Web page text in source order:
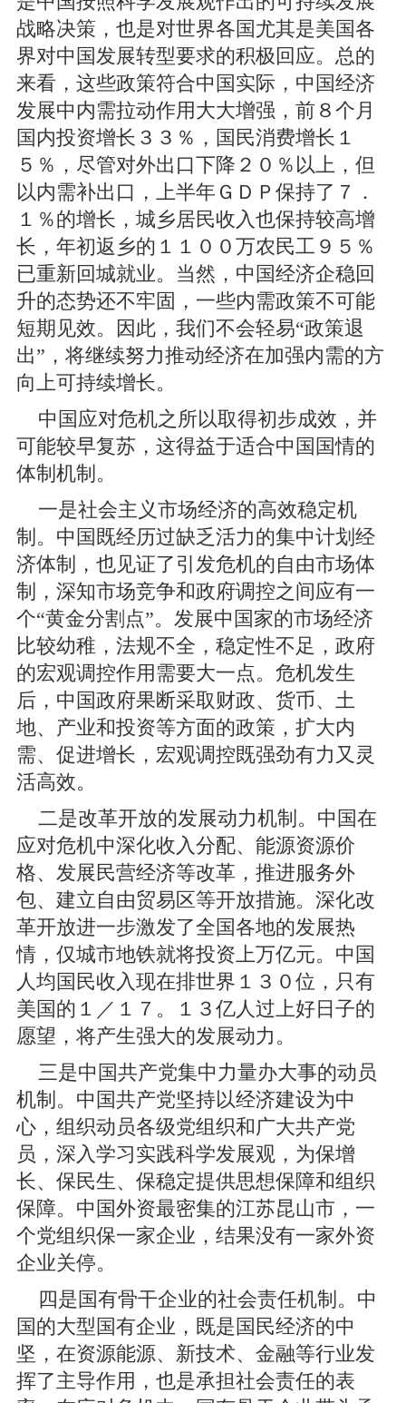
战略决策，也是对世界各国尤其是美国各
界对中国发展转型要求的积极回应。总的
来看，这些政策符合中国实际，中国经济
发展中内需拉动作用大大增强，前８个月
国内投资增长３３％，国民消费增长１
５％，尽管对外出口下降２０％以上，但
以内需补出口，上半年ＧＤＰ保持了７．
１％的增长，城乡居民收入也保持较高增
长，年初返乡的１１００万农民工９５％
已重新回城就业。当然，中国经济企稳回
升的态势还不牢固，一些内需政策不可能
短期见效。因此，我们不会轻易“政策退
出”，将继续努力推动经济在加强内需的方
向上可持续增长。
中国应对危机之所以取得初步成效，并
可能较早复苏，这得益于适合中国国情的
体制机制。
一是社会主义市场经济的高效稳定机
制。中国既经历过缺乏活力的集中计划经
济体制，也见证了引发危机的自由市场体
制，深知市场竞争和政府调控之间应有一
个“黄金分割点”。发展中国家的市场经济
比较幼稚，法规不全，稳定性不足，政府
的宏观调控作用需要大一点。危机发生
后，中国政府果断采取财政、货币、土
地、产业和投资等方面的政策，扩大内
需、促进增长，宏观调控既强劲有力又灵
活高效。
二是改革开放的发展动力机制。中国在
应对危机中深化收入分配、能源资源价
格、发展民营经济等改革，推进服务外
包、建立自由贸易区等开放措施。深化改
革开放进一步激发了全国各地的发展热
情，仅城市地铁就将投资上万亿元。中国
人均国民收入现在排世界１３０位，只有
美国的１／１７。１３亿人过上好日子的
愿望，将产生强大的发展动力。
三是中国共产党集中力量办大事的动员
机制。中国共产党坚持以经济建设为中
心，组织动员各级党组织和广大共产党
员，深入学习实践科学发展观，为保增
长、保民生、保稳定提供思想保障和组织
保障。中国外资最密集的江苏昆山市，一
个党组织保一家企业，结果没有一家外资
企业关停。
四是国有骨干企业的社会责任机制。中
国的大型国有企业，既是国民经济的中
坚，在资源能源、新技术、金融等行业发
挥了主导作用，也是承担社会责任的表